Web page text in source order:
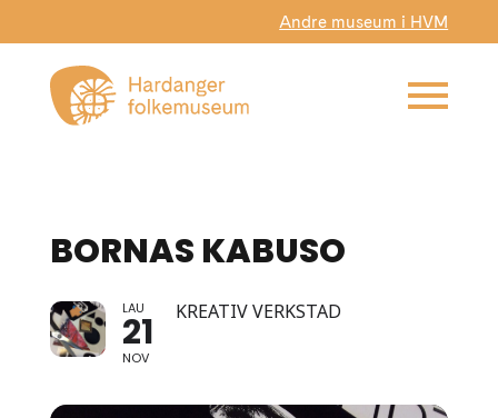
Andre museum i HVM
BORNAS KABUSO
LAU
21
NOV
KREATIV VERKSTAD